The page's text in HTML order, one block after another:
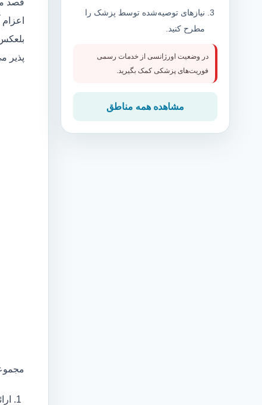
قصد
پذیر
نیازهای توصیه‌شده توسط پزشک را
مطرح کنید.
در وضعیت اورژانسی از خدمات رسمی
فوریت‌های پزشکی کمک بگیرید.
مشاهده همه مناطق